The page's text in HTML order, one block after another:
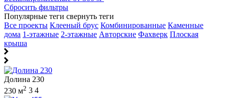
Сбросить фильтры
Популярные теги свернуть теги
Все проекты Клееный брус Комбинированные Каменные
дома 1-этажные 2-этажные Авторские Фахверк Плоская
крыша
Долина 230
230 м2 3 4